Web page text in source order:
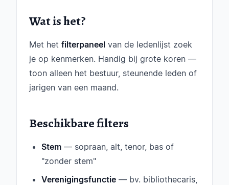
Wat is het?
Met het filterpaneel van de ledenlijst zoek
je op kenmerken. Handig bij grote koren —
toon alleen het bestuur, steunende leden of
jarigen van een maand.
Beschikbare filters
Stem — sopraan, alt, tenor, bas of
"zonder stem"
Verenigingsfunctie — bv. bibliothecaris,